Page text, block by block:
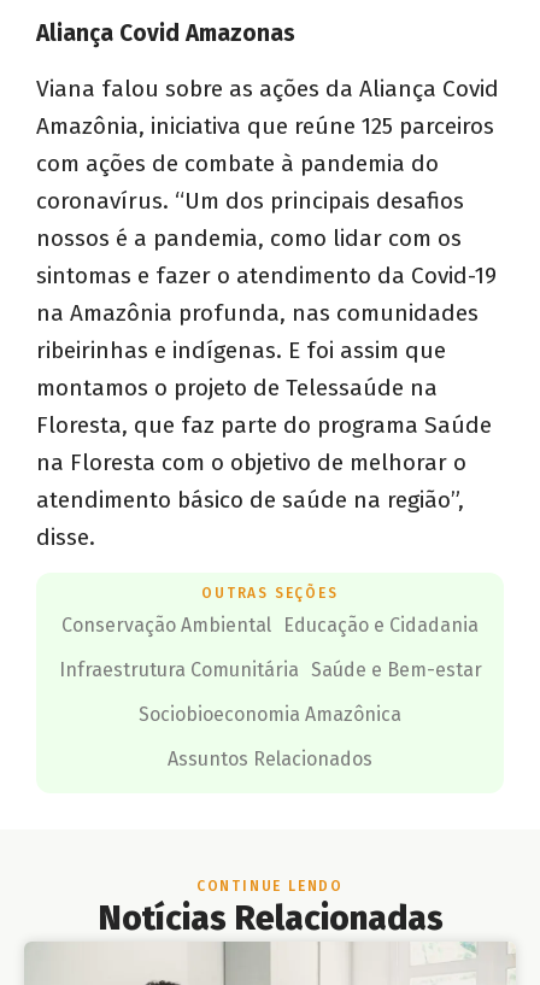
Aliança Covid Amazonas
Viana falou sobre as ações da Aliança Covid
Amazônia, iniciativa que reúne 125 parceiros
com ações de combate à pandemia do
coronavírus. “Um dos principais desafios
nossos é a pandemia, como lidar com os
sintomas e fazer o atendimento da Covid-19
na Amazônia profunda, nas comunidades
ribeirinhas e indígenas. E foi assim que
montamos o projeto de Telessaúde na
Floresta, que faz parte do programa Saúde
na Floresta com o objetivo de melhorar o
atendimento básico de saúde na região”,
disse.
OUTRAS SEÇÕES
Conservação Ambiental
Educação e Cidadania
Infraestrutura Comunitária Saúde e Bem-estar
Sociobioeconomia Amazônica
Assuntos Relacionados
CONTINUE LENDO
Notícias Relacionadas